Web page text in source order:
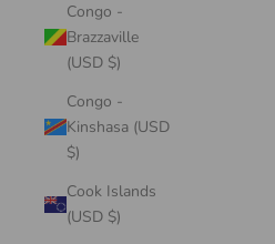
Congo -
Brazzaville
(USD $)
Congo -
Kinshasa (USD
$)
Cook Islands
(USD $)